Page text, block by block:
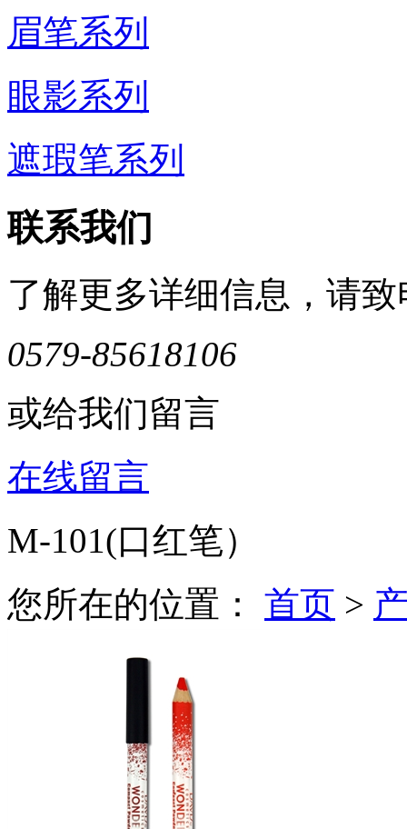
眉笔系列
眼影系列
遮瑕笔系列
联系我们
了解更多详细信息，请致
0579-85618106
或给我们留言
在线留言
M-101(口红笔）
您所在的位置： 首页 >